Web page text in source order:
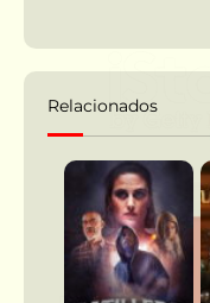
Relacionados